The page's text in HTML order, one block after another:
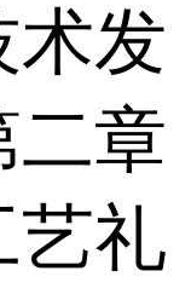
术发
二章
艺礼